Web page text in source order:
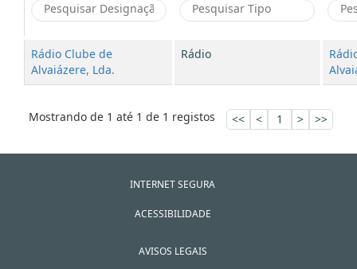
Rádio Clube de
Alvaiázere, Lda.
Rádio
Mostrando de 1 até 1 de 1 registos << < 1 > >>
INTERNET SEGURA
ACESSIBILIDADE
AVISOS LEGAIS